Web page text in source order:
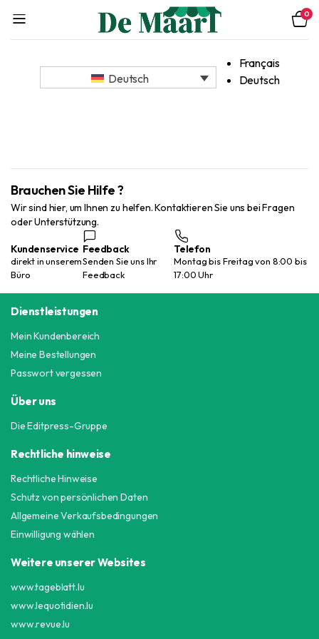
0
Deutsch
Français
Deutsch
Brauchen Sie Hilfe ?
Wir sind hier, um Ihnen zu helfen. Kontaktieren Sie uns bei Fragen
oder Unterstützung.
Kundenservice
direkt in unserem
Büro
Feedback
Senden Sie uns Ihr
Feedback
Telefon
Montag bis Freitag von 8:00 bis
17:00 Uhr
Dienstleistungen
Mein Kundenbereich
Meine Bestellungen
Passwort vergessen
Über uns
Die Editpress-Gruppe
Rechtliche hinweise
Rechtliche Hinweise
Schutz von persönlichen Daten
Allgemeine Verkaufsbedingungen
Einwilligung wählen
Weitere unserer Websites
www.tageblatt.lu
www.lequotidien.lu
www.revue.lu